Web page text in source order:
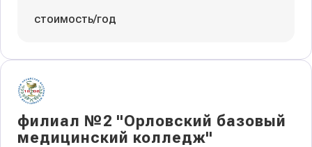
стоимость/год
филиал №2 "Орловский базовый
медицинский колледж"